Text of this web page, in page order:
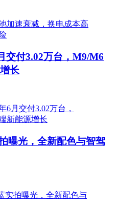
交付3.02万台，M9/M6
长
曝光，全新配色与智驾